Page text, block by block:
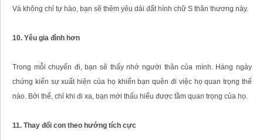
Và không chỉ tự hào, bạn sẽ thêm yêu dải đất hình chữ S thân thương này.
10. Yêu gia đình hơn
Trong mỗi chuyến đi, bạn sẽ thấy nhớ người thân của mình. Hàng ngày
chứng kiến sự xuất hiện của họ khiến bạn quên đi việc họ quan trọng thế
nào. Bởi thế, chỉ khi đi xa, bạn mới thấu hiểu được tầm quan trọng của họ.
11. Thay đổi con theo hướng tích cực